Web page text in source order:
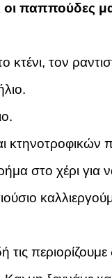
οι παππούδες
κτένι, τον
κτηνοτροφικών
στο χέρι για
περιορίζουμε